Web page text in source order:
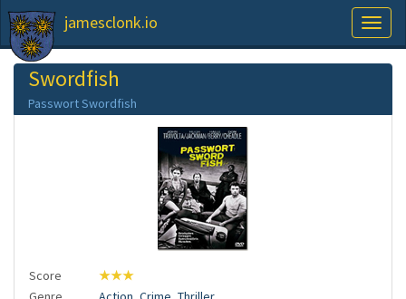
jamesclonk.io
Swordfish
Passwort Swordfish
Score
★★★